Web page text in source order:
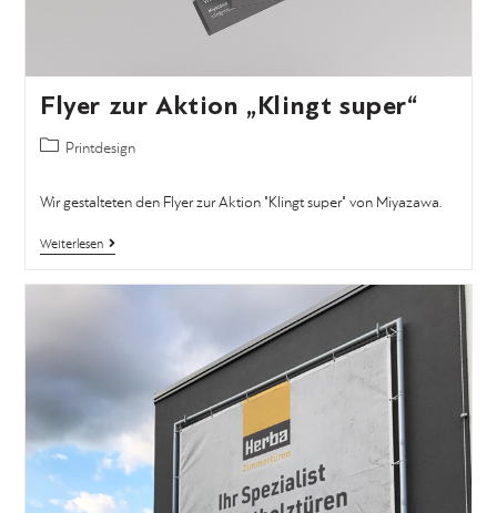
Flyer zur Aktion „Klingt super“
Printdesign
Wir gestalteten den Flyer zur Aktion "Klingt super" von Miyazawa.
Weiterlesen